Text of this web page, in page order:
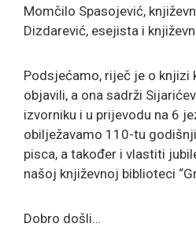
Momčilo Spasojević,
Dizdarević, esejista i
Podsjećamo, riječ je o knjizi
objavili, a ona sadrži
izvorniku i u prijevodu na 6
obilježavamo 110-tu
pisca, a također i vlastiti
našoj književnoj biblioteci
Dobro došli…